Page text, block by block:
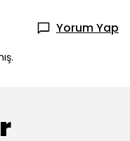
Yorum Yap